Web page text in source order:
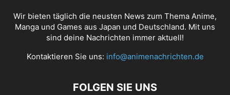
Wir bieten täglich die neusten News zum Thema Anime,
Manga und Games aus Japan und Deutschland. Mit uns
sind deine Nachrichten immer aktuell!
Kontaktieren Sie uns: info@animenachrichten.de
FOLGEN SIE UNS